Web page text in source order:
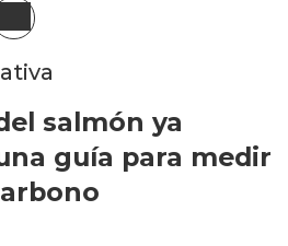
salmón ya
guía para medir